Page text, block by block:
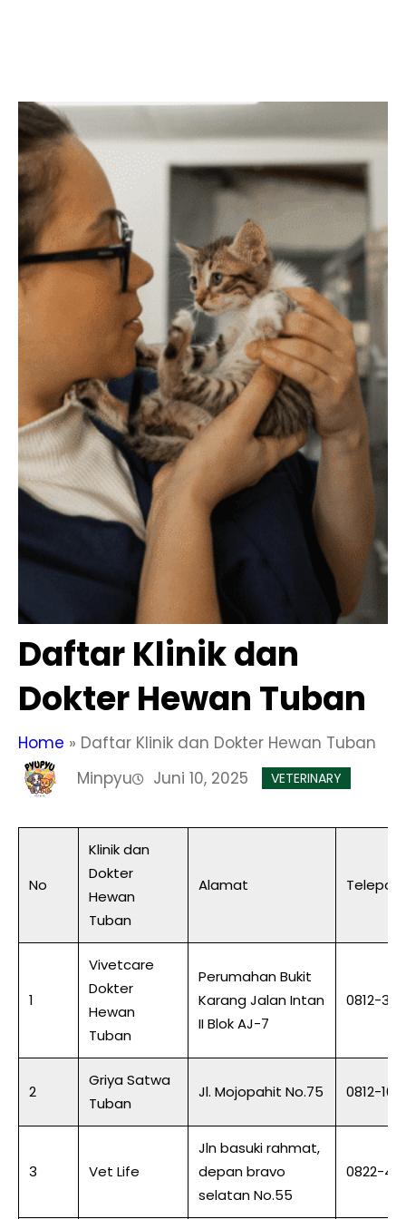
Daftar Klinik dan
Dokter Hewan Tuban
Home » Daftar Klinik dan Dokter Hewan Tuban
Minpyu
Juni 10, 2025 VETERINARY
No
Klinik dan
Dokter
Hewan
Tuban
Alamat Telepon
1
Vivetcare
Dokter
Hewan
Tuban
Perumahan Bukit
Karang Jalan Intan
II Blok AJ-7
0812-
2
Griya Satwa
Tuban
Jl. Mojopahit No.75 0812-
3 Vet Life
Jln basuki rahmat,
depan bravo
selatan No.55
0822-